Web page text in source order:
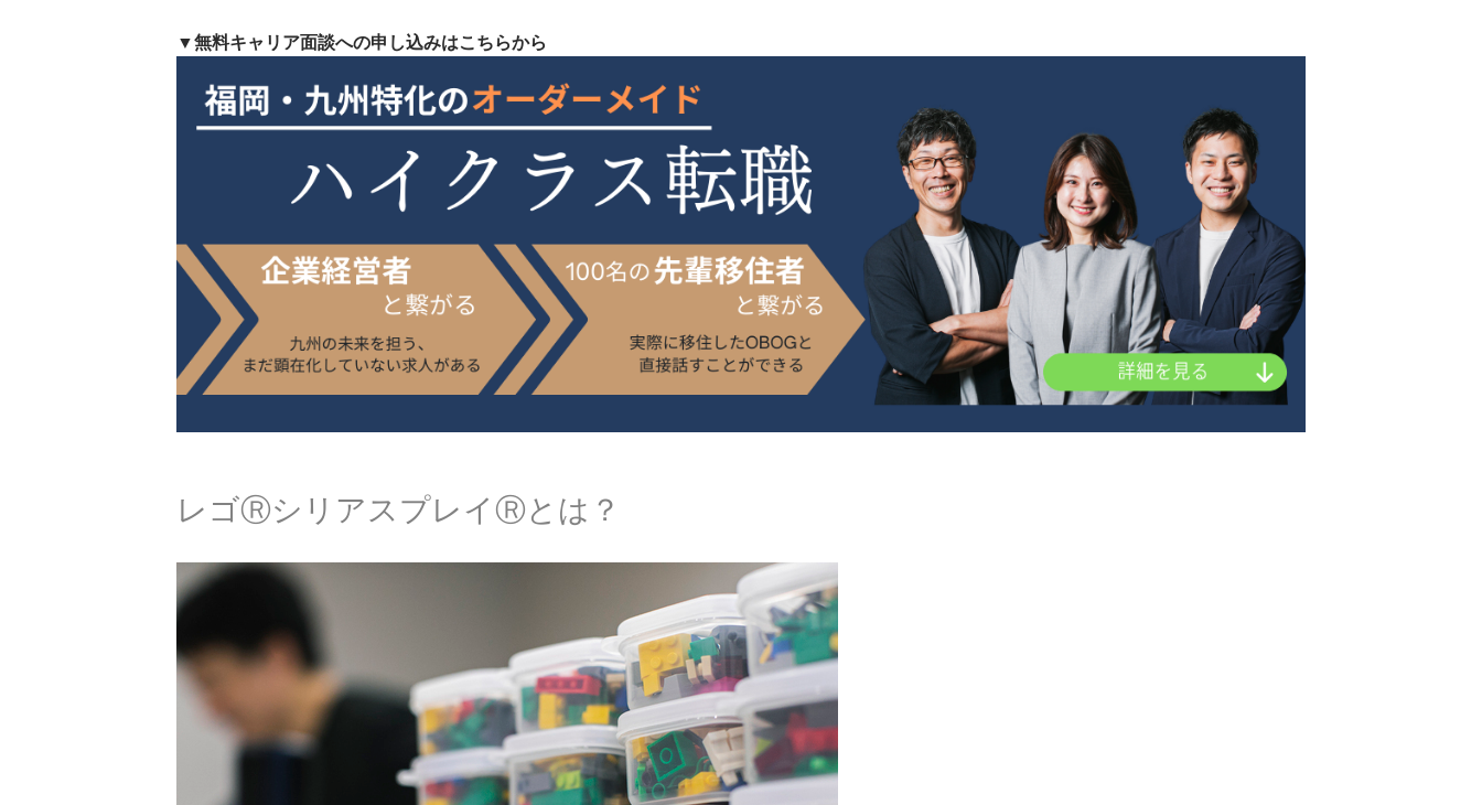
▼無料キャリア面談への申し込みはこちらから
レゴⓇシリアスプレイⓇとは？